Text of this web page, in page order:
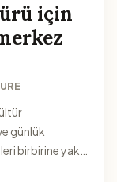
için
günlük
birbirine yakın